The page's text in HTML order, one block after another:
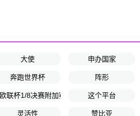
大使 申办国家
奔跑世界杯 阵形
欧联杯1/8决赛附加赛首回合 这个平台
灵活性 赞比亚